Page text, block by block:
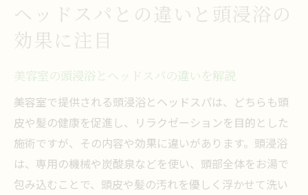
ヘッドスパとの違いと頭浸浴の
効果に注目
美容室の頭浸浴とヘッドスパの違いを解説
美容室で提供される頭浸浴とヘッドスパは、どちらも頭
皮や髪の健康を促進し、リラクゼーションを目的とした
施術ですが、その内容や効果に違いがあります。頭浸浴
は、専用の機械や炭酸泉などを使い、頭部全体をお湯で
包み込むことで、頭皮や髪の汚れを優しく浮かせて洗い